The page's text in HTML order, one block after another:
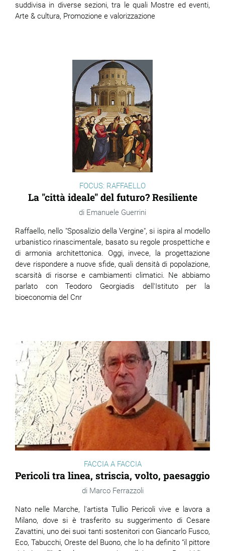
suddivisa in diverse sezioni, tra le quali Mostre ed eventi,
Arte & cultura, Promozione e valorizzazione
FOCUS: RAFFAELLO
La "città ideale" del futuro? Resiliente
Emanuele Guerrini
Raffaello, nello "Sposalizio della Vergine", si ispira al modello
urbanistico rinascimentale, basato su regole prospettiche e
di armonia architettonica. Oggi, invece, la progettazione
deve rispondere a nuove sfide, quali densità di popolazione,
scarsità di risorse e cambiamenti climatici. Ne abbiamo
parlato con Teodoro Georgiadis dell'Istituto per la
bioeconomia del Cnr
FACCIA A FACCIA
Pericoli tra linea, striscia, volto, paesaggio
Marco Ferrazzoli
Nato nelle Marche, l'artista Tullio Pericoli vive e lavora a
Milano, dove si è trasferito su suggerimento di Cesare
Zavattini, uno dei suoi tanti sostenitori con Giancarlo Fusco,
Eco, Tabucchi, Oreste del Buono, che lo ha definito “il pittore